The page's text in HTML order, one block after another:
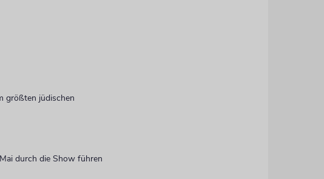
größten jüdischen
durch die Show führen